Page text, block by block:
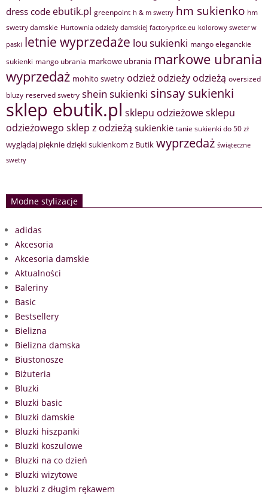
dress code ebutik.pl greenpoint h & m swetry hm sukienko hm
swetry damskie Hurtownia odzieży damskiej factoryprice.eu kolorowy sweter w
paski letnie wyprzedaże lou sukienki mango eleganckie
sukienki mango ubrania markowe ubrania markowe ubrania
wyprzedaż mohito swetry odzież odzieży odzieżą oversized
bluzy reserved swetry shein sukienki sinsay sukienki
sklep ebutik.pl sklepu odzieżowesklepu
odzieżowego sklep z odzieżą sukienkie tanie sukienki do 50 zł
wyglądaj pięknie dzięki sukienkom z Butik wyprzedaż świąteczne
swetry
Modne stylizacje
adidas
Akcesoria
Akcesoria damskie
Aktualności
Baleriny
Basic
Bestsellery
Bielizna
Bielizna damska
Biustonosze
Biżuteria
Bluzki
Bluzki basic
Bluzki damskie
Bluzki hiszpanki
Bluzki koszulowe
Bluzki na co dzień
Bluzki wizytowe
bluzki z długim rękawem